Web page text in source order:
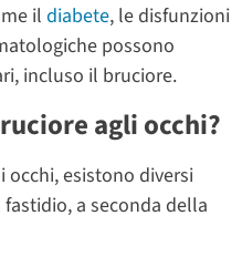
il diabete, le disfunzioni
possono
incluso il bruciore.
agli occhi?
occhi, esistono diversi
a seconda della